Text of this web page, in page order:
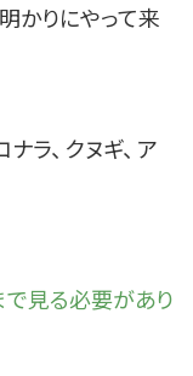
かりにやって来
ラ、 クヌギ、 ア
で見る必要があり